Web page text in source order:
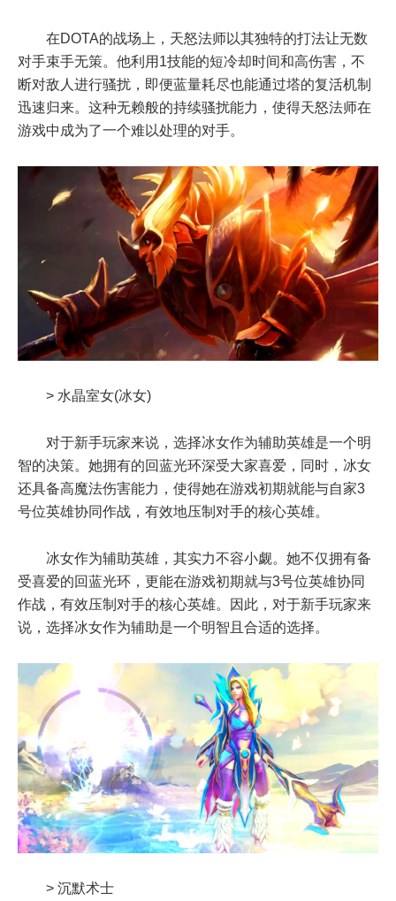
在DOTA的战场上，天怒法师以其独特的打法让无数
对手束手无策。他利用1技能的短冷却时间和高伤害，不
断对敌人进行骚扰，即便蓝量耗尽也能通过塔的复活机制
迅速归来。这种无赖般的持续骚扰能力，使得天怒法师在
游戏中成为了一个难以处理的对手。
> 水晶室女(冰女)
对于新手玩家来说，选择冰女作为辅助英雄是一个明
智的决策。她拥有的回蓝光环深受大家喜爱，同时，冰女
还具备高魔法伤害能力，使得她在游戏初期就能与自家3
号位英雄协同作战，有效地压制对手的核心英雄。
冰女作为辅助英雄，其实力不容小觑。她不仅拥有备
受喜爱的回蓝光环，更能在游戏初期就与3号位英雄协同
作战，有效压制对手的核心英雄。因此，对于新手玩家来
说，选择冰女作为辅助是一个明智且合适的选择。
> 沉默术士